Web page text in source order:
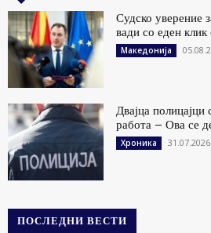
Судско уверение
вади со еден клик
Македонија
Двајца
работа – Ова се
Хроника
ПОСЛЕДНИ ВЕСТИ